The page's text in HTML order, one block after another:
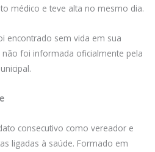
médico e teve alta no mesmo dia.
encontrado sem vida em sua
não foi informada oficialmente pela
consecutivo como vereador e
ligadas à saúde. Formado em